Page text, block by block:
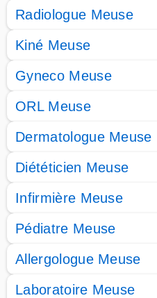
Radiologue Meuse
Kiné Meuse
Gyneco Meuse
ORL Meuse
Dermatologue Meuse
Diététicien Meuse
Infirmière Meuse
Pédiatre Meuse
Allergologue Meuse
Laboratoire Meuse